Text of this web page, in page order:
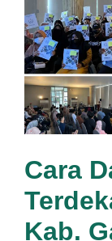
Cara
Kab.